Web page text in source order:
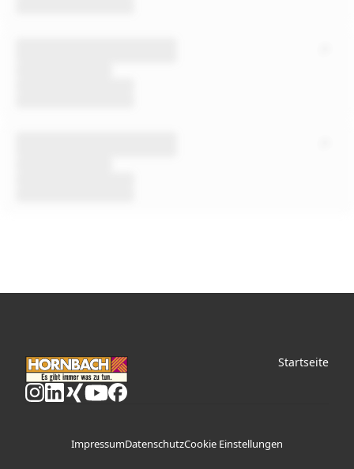
Startseite
ImpressumDatenschutzCookie Einstellungen